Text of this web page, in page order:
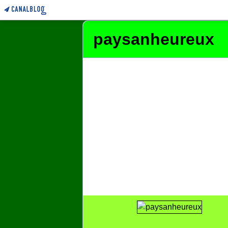
paysanheureux